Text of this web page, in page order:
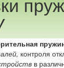
контроля
в